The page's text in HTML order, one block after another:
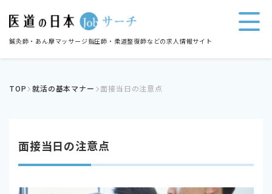
鍼灸師・あん摩マッサージ指圧師・柔道整復師などの求人情報サイト
TOP 就活の基本マナー 面接当日の注意点
面接当日の注意点